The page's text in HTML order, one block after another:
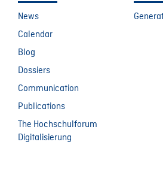
News
Calendar
Blog
Dossiers
Communication
Publications
The Hochschulforum
Digitalisierung